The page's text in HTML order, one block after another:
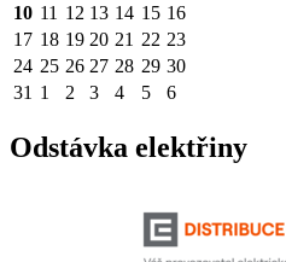
10 11 12 13 14 15 16
17 18 19 20 21 22 23
24 25 26 27 28 29 30
31 1 2 3 4 5 6
Odstávka elektřiny